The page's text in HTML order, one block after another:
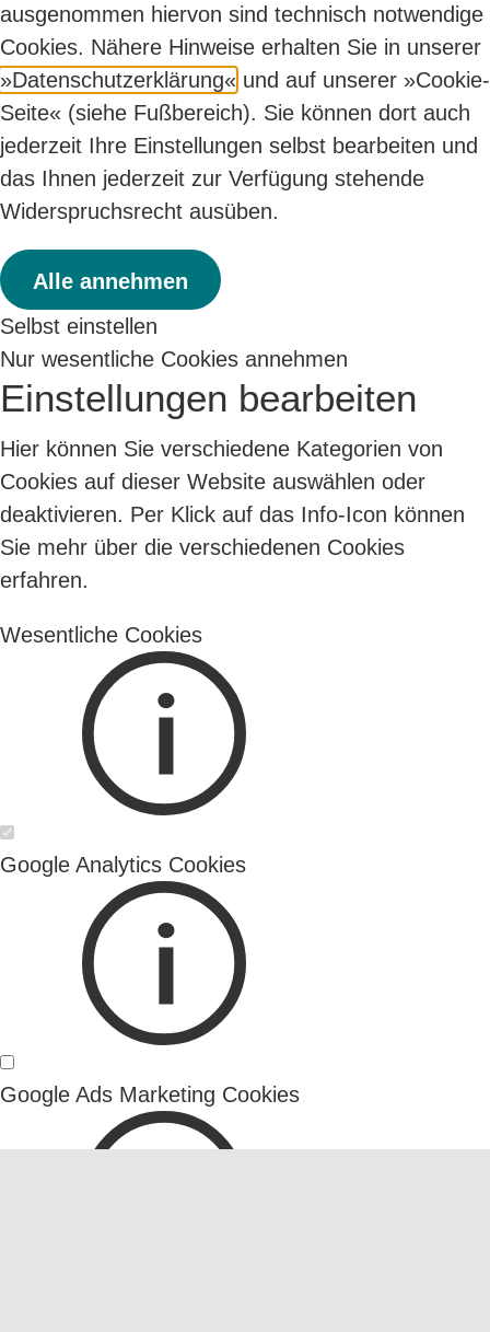
ausgenommen hiervon sind technisch notwendige
Cookies. Nähere Hinweise erhalten Sie in unserer
Datenschutzerklärung
und auf unserer
Cookie-
Seite
(siehe Fußbereich). Sie können dort auch
jederzeit Ihre Einstellungen selbst bearbeiten und
das Ihnen jederzeit zur Verfügung stehende
Widerspruchsrecht ausüben.
Alle annehmen
Selbst einstellen
Nur wesentliche Cookies annehmen
Einstellungen bearbeiten
Hier können Sie verschiedene Kategorien von
Cookies auf dieser Website auswählen oder
deaktivieren. Per Klick auf das Info-Icon können
Sie mehr über die verschiedenen Cookies
erfahren.
Wesentliche Cookies
Wesentliche Cookies
Google Analytics Cookies
Google Analytics Cookies
Google Ads Marketing Cookies